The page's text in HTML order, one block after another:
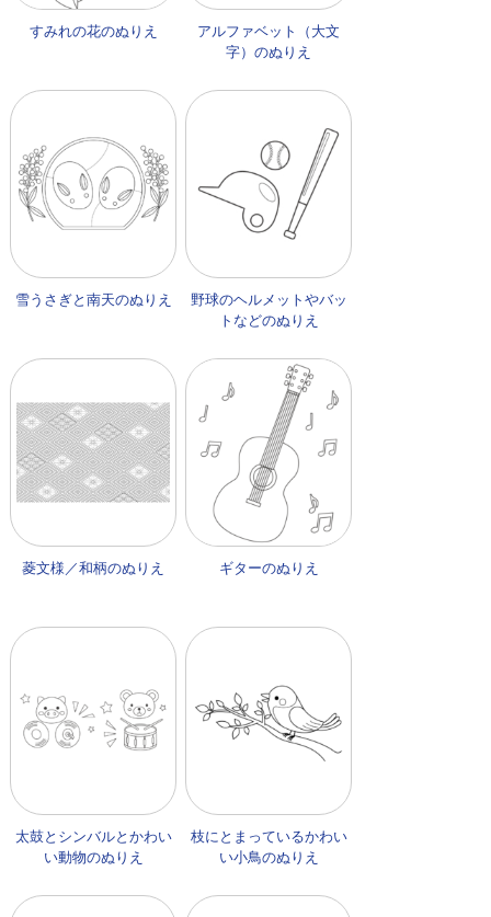
すみれの花のぬりえ
アルファベット（大文
字）のぬりえ
雪うさぎと南天のぬりえ
野球のヘルメットやバッ
トなどのぬりえ
菱文様／和柄のぬりえ ギターのぬりえ
太鼓とシンバルとかわい
い動物のぬりえ
枝にとまっているかわい
い小鳥のぬりえ